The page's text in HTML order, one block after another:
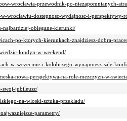
wroclawia-przewodnik-po-niezapomnianych-
wroclawiu-dostepnosc-wydajnosc-i-perspektywy-
najbardziej-oblegane-kierunki/
po-ktorych-kierunkach-znajdziesz-dobra-prace/
londyn-w-weekend/
w-szczecinie-i-kolobrzegu-wynajmiesz-sale-
nowa-perspektywa-na-role-mezczyzn-w-
swoj-jubileusz/
na-wloski-sztuka-przekladu/
parametry/